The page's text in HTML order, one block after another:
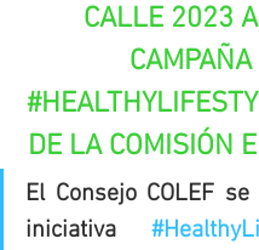
CALLE 2023
CAMPAÑA
DE LA COMISIÓN
El Consejo COLEF
iniciativa